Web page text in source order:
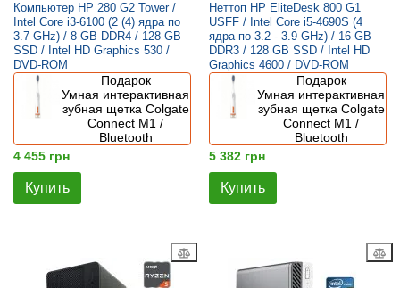
Компьютер HP 280 G2 Tower /
Intel Core i3-6100 (2 (4) ядра по
3.7 GHz) / 8 GB DDR4 / 128 GB
SSD / Intel HD Graphics 530 /
DVD-ROM
Подарок
Умная интерактивная
зубная щетка Colgate
Connect M1 /
Bluetooth
4 455 грн
Купить
Неттоп HP EliteDesk 800 G1
USFF / Intel Core i5-4690S (4
ядра по 3.2 - 3.9 GHz) / 16 GB
DDR3 / 128 GB SSD / Intel HD
Graphics 4600 / DVD-ROM
Подарок
Умная интерактивная
зубная щетка Colgate
Connect M1 /
Bluetooth
5 382 грн
Купить